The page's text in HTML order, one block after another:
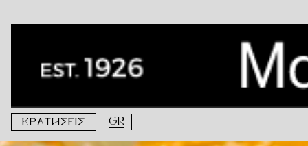
ΚΡΑΤΗΣΕΙΣ GR
Η αξία της απλότητας στην υψηλή γαστρονομία